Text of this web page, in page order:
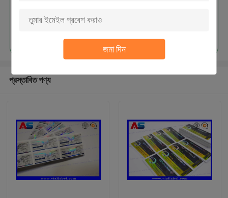
জমা দিন
প্রস্তাবিত পণ্য